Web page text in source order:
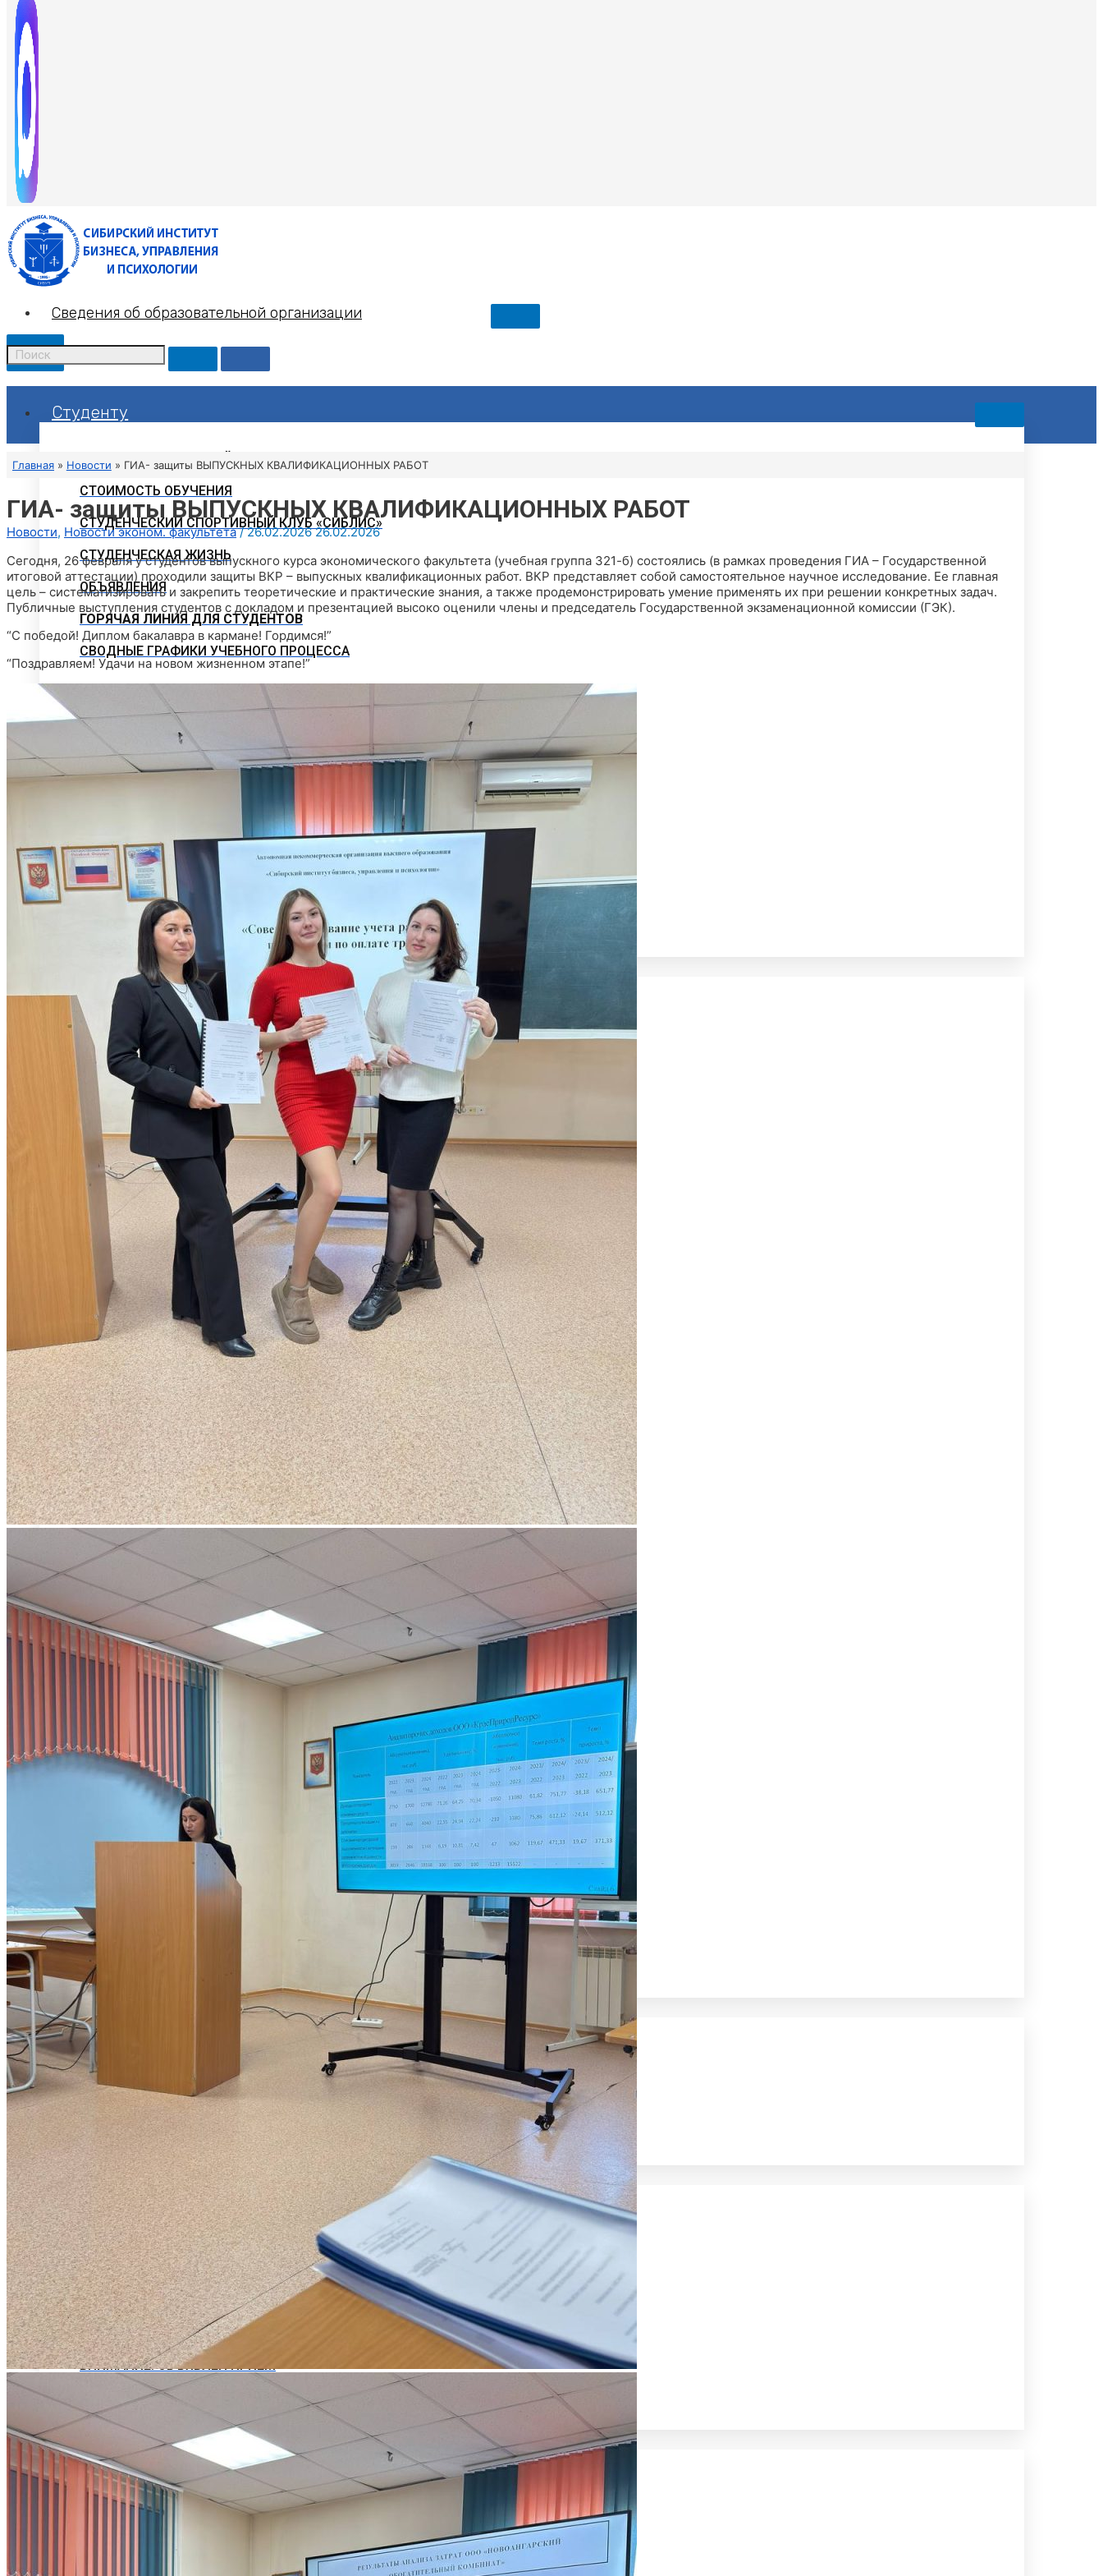
Сведения об образовательной организации
X
Студенту
РАСПИСАНИЕ ЗАНЯТИЙ
СТОИМОСТЬ ОБУЧЕНИЯ
СТУДЕНЧЕСКИЙ СПОРТИВНЫЙ КЛУБ «СИБЛИС»
СТУДЕНЧЕСКАЯ ЖИЗНЬ
ОБЪЯВЛЕНИЯ
ГОРЯЧАЯ ЛИНИЯ ДЛЯ СТУДЕНТОВ
СВОДНЫЕ ГРАФИКИ УЧЕБНОГО ПРОЦЕССА
ЭЛЕКТРОННАЯ ИНФОРМАЦИОННО-ОБРАЗОВАТЕЛЬНАЯ СРЕДА
МЕТОДИЧЕСКИЙ КАБИНЕТ
Методические материалы дополнительного образования
Методическое обеспечение
Рабочие программы
Рабочие программы практик
Объявления
Абитуриенту
ИНФОРМАЦИЯ ДЛЯ АБИТУРИЕНТОВ
ВЫСШЕЕ ОБРАЗОВАНИЕ (БАКАЛАВРИАТ)
Перечень направлений и вступительных испытаний
Стоимость обучения
Расписание вступительных испытаний
Сроки зачисления
Сроки подачи документов
Программы вступительных испытаний
Основные сведения о ЕГЭ
Перечень необходимых документов
План приема
Особые права и преимущества
Учет индивидуальных достижений
Поступление на базе среднего профессионального образования
РЕЙТИНГОВЫЕ СПИСКИ. КОЛИЧЕСТВО ПОДАННЫХ ЗАЯВЛЕНИЙ
ПРИКАЗЫ О ЗАЧИСЛЕНИИ
ПРОГРАММЫ СПО (КОЛЛЕДЖ)
Стоимость обучения
Информация для абитуриентов
Перечень специальностей (количество мест для приема)
Сроки подачи документов
Перечень документов для поступления
ЛОКАЛЬНЫЕ НОРМАТИВНЫЕ АКТЫ
РОССИЙСКОЕ ЗАКОНОДАТЕЛЬСТВО
ОБРАЗЦЫ ДОКУМЕНТОВ
ОБРАЗОВАТЕЛЬНЫЙ КРЕДИТ
ЦЕЛЕВОЕ ОБУЧЕНИЕ
Выпускнику
ТРУДОУСТРОЙСТВО ВЫПУСКНИКОВ
Отзывы работодателей
Выпускники
Дополнительное образование
ЦЕНТР ДОПОЛНИТЕЛЬНОГО ОБРАЗОВАНИЯ
ПРОГРАММЫ ДОПОЛНИТЕЛЬНОГО ПРОФЕССИОНАЛЬНОГО ОБРАЗОВАНИЯ
Программы профессиональной переподготовки
ОФИЦИАЛЬНЫЕ ДОКУМЕНТЫ
ВНИМАНИЕ! ОБЪЯВЛЕН ПРИЕМ
ДОПОЛНИТЕЛЬНЫЕ ОБЩЕОБРАЗОВАТЕЛЬНЫЕ ПРОГРАММЫ
Наука и Инновации
НАУЧНО-ИССЛЕДОВАТЕЛЬСКАЯ ДЕЯТЕЛЬНОСТЬ
ОТДЕЛЫ И УПРАВЛЕНИЕ
Главная Новости ГИА- защиты ВЫПУСКНЫХ КВАЛИФИКАЦИОННЫХ РАБОТ
ГИА- защиты ВЫПУСКНЫХ КВАЛИФИКАЦИОННЫХ РАБОТ
Новости, Новости эконом. факультета/26.02.202626.02.2026
Сегодня, 26 февраля у студентов выпускного курса экономического факультета (учебная группа 321-б) состоялись (в рамках проведения ГИА – Государственной
итоговой аттестации) проходили защиты ВКР – выпускных квалификационных работ. ВКР представляет собой самостоятельное научное исследование. Ее главная
цель – систематизировать и закрепить теоретические и практические знания, а также продемонстрировать умение применять их при решении конкретных задач.
Публичные выступления студентов с докладом и презентацией высоко оценили члены и председатель Государственной экзаменационной комиссии (ГЭК).
“С победой! Диплом бакалавра в кармане! Гордимся!”
“Поздравляем! Удачи на новом жизненном этапе!”